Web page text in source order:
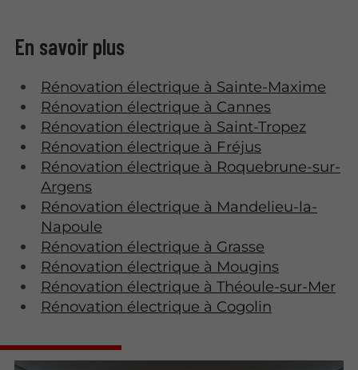
En savoir plus
Rénovation électrique à Sainte-Maxime
Rénovation électrique à Cannes
Rénovation électrique à Saint-Tropez
Rénovation électrique à Fréjus
Rénovation électrique à Roquebrune-sur-
Argens
Rénovation électrique à Mandelieu-la-
Napoule
Rénovation électrique à Grasse
Rénovation électrique à Mougins
Rénovation électrique à Théoule-sur-Mer
Rénovation électrique à Cogolin